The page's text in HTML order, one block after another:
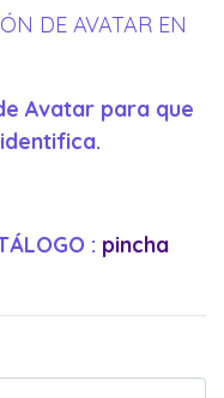
DE AVATAR EN
Avatar para que
: pincha